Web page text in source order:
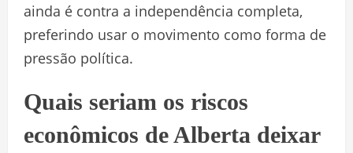
ainda é contra a independência completa,
preferindo usar o movimento como forma de
pressão política.
Quais seriam os riscos
econômicos de Alberta deixar